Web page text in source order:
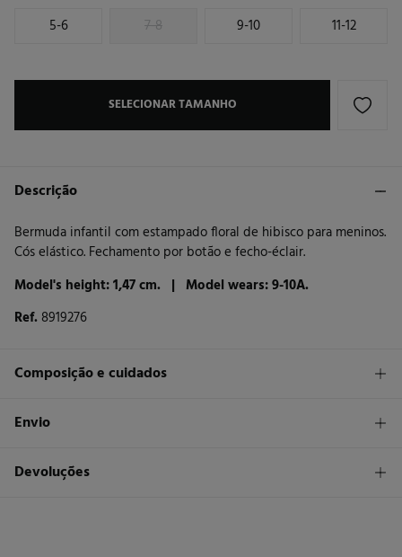
5-6 7-8 9-10 11-12
SELECIONAR TAMANHO
Descrição
Bermuda infantil com estampado floral de hibisco para meninos.
Cós elástico. Fechamento por botão e fecho-éclair.
Model's height: 1,47 cm. | Model wears: 9-10A.
Ref. 8919276
Composição e cuidados
Composição
Cuidados
Envio
STANDARD
Devoluções